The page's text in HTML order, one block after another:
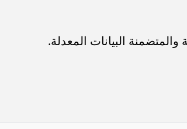
البيانات المعدلة.